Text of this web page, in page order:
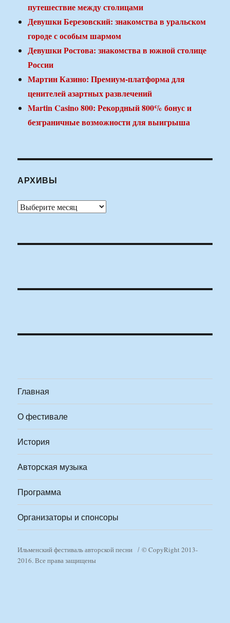
путешествие между столицами
Девушки Березовский: знакомства в уральском
городе с особым шармом
Девушки Ростова: знакомства в южной столице
России
Мартин Казино: Премиум-платформа для
ценителей азартных развлечений
Martin Casino 800: Рекордный 800% бонус и
безграничные возможности для выигрыша
АРХИВЫ
Архивы
Главная
О фестивале
История
Авторская музыка
Программа
Организаторы и спонсоры
Ильменский фестиваль авторской песни
© CopyRight 2013-
2016. Все права защищены